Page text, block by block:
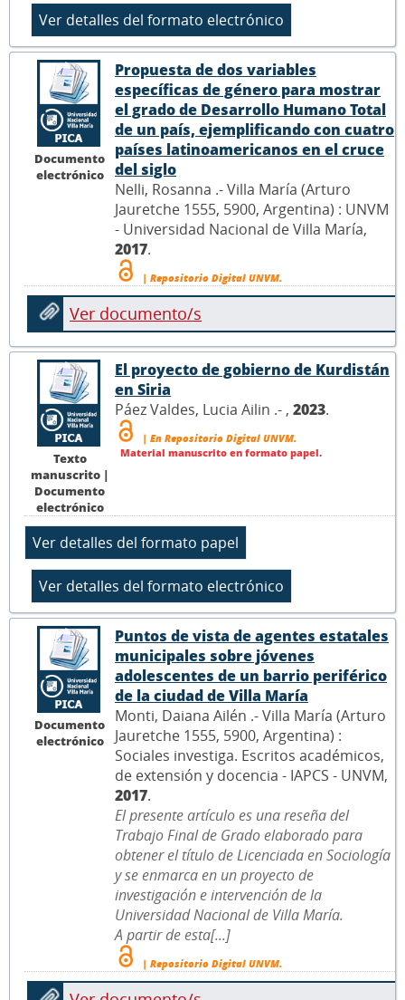
Documento
electrónico
Propuesta de dos variables
específicas de género para mostrar
el grado de Desarrollo Humano Total
de un país, ejemplificando con cuatro
países latinoamericanos en el cruce
del siglo
Nelli, Rosanna .- Villa María (Arturo
Jauretche 1555, 5900, Argentina) : UNVM
- Universidad Nacional de Villa María,
2017.
| Repositorio Digital UNVM.
Ver documento/s
Texto
manuscrito |
Documento
electrónico
El proyecto de gobierno de Kurdistán
en Siria
Páez Valdes, Lucia Ailin .- , 2023.
| En Repositorio Digital UNVM.
Material manuscrito en formato papel.
Documento
electrónico
Puntos de vista de agentes estatales
municipales sobre jóvenes
adolescentes de un barrio periférico
de la ciudad de Villa María
Monti, Daiana Ailén .- Villa María (Arturo
Jauretche 1555, 5900, Argentina) :
Sociales investiga. Escritos académicos,
de extensión y docencia - IAPCS - UNVM,
2017.
El presente artículo es una reseña del
Trabajo Final de Grado elaborado para
obtener el título de Licenciada en Sociología
y se enmarca en un proyecto de
investigación e intervención de la
Universidad Nacional de Villa María.
A partir de esta[...]
| Repositorio Digital UNVM.